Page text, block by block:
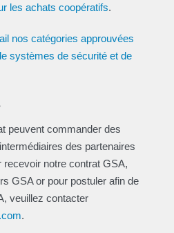
les achats coopératifs.
nos catégories approuvées
systèmes de sécurité et de
peuvent commander des
des partenaires
notre contrat GSA,
GSA or pour postuler afin de
veuillez contacter
.